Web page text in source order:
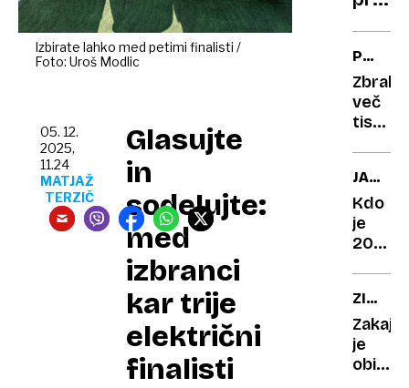
Izbirate lahko med petimi finalisti /
Foto: Uroš Modlic
Glasujte
in
sodelujte:
med
izbranci
kar trije
električni
finalisti
05. 12.
2025,
11.24
MATJAŽ
TERZIČ
zrela?
PES
INDY
Zbrali
več
tisoč
oskarja
podelili
psu
JAKOV
Kdo
je
20-
v eni
uri
prodal
10.000
ZIMSKA
NEGA
PSA
Zakaj
je
obisk